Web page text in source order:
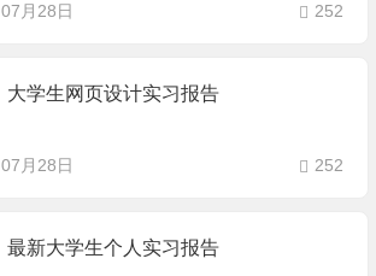
07月28日 252
大学生网页设计实习报告
07月28日 252
最新大学生个人实习报告